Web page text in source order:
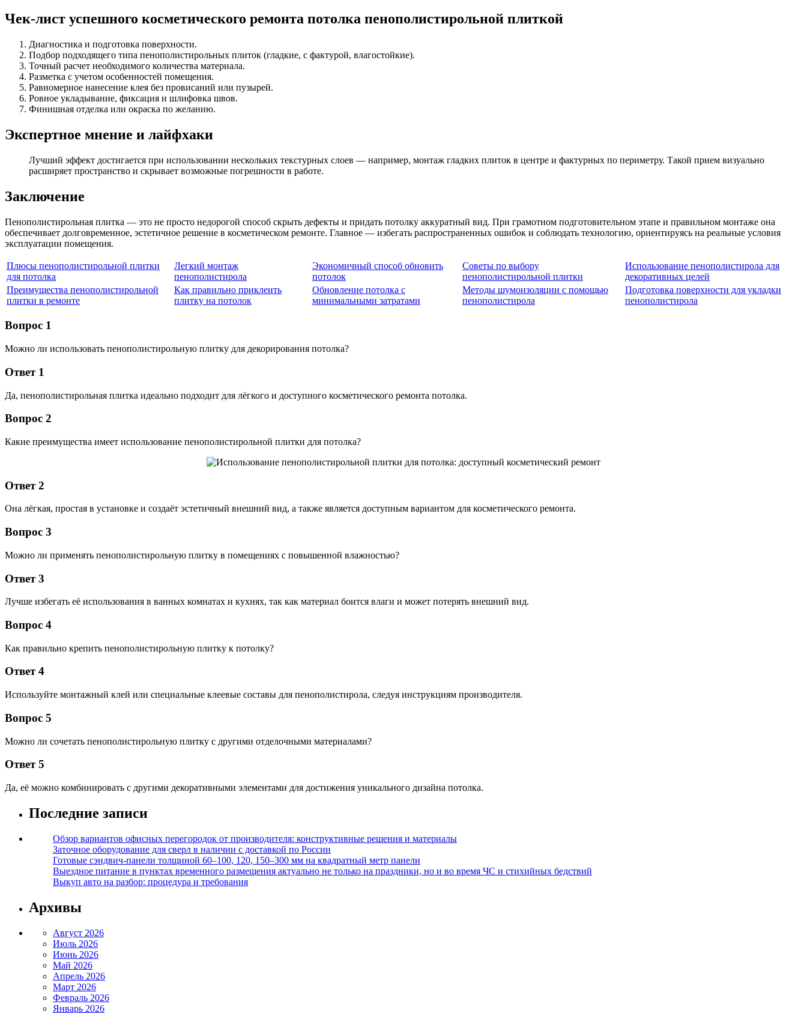
Чек-лист успешного косметического ремонта потолка пенополистирольной плиткой
Диагностика и подготовка поверхности.
Подбор подходящего типа пенополистирольных плиток (гладкие, с фактурой, влагостойкие).
Точный расчет необходимого количества материала.
Разметка с учетом особенностей помещения.
Равномерное нанесение клея без провисаний или пузырей.
Ровное укладывание, фиксация и шлифовка швов.
Финишная отделка или окраска по желанию.
Экспертное мнение и лайфхаки
Лучший эффект достигается при использовании нескольких текстурных слоев — например, монтаж гладких плиток в центре и фактурных по периметру. Такой прием визуально
расширяет пространство и скрывает возможные погрешности в работе.
Заключение
Пенополистирольная плитка — это не просто недорогой способ скрыть дефекты и придать потолку аккуратный вид. При грамотном подготовительном этапе и правильном монтаже она
обеспечивает долговременное, эстетичное решение в косметическом ремонте. Главное — избегать распространенных ошибок и соблюдать технологию, ориентируясь на реальные условия
эксплуатации помещения.
Плюсы пенополистирольной плитки
для потолка
Легкий монтаж
пенополистирола
Экономичный способ обновить
потолок
Советы по выбору
пенополистирольной плитки
Использование пенополистирола для
декоративных целей
Преимущества пенополистирольной
плитки в ремонте
Как правильно приклеить
плитку на потолок
Обновление потолка с
минимальными затратами
Методы шумоизоляции с помощью
пенополистирола
Подготовка поверхности для укладки
пенополистирола
Вопрос 1
Можно ли использовать пенополистирольную плитку для декорирования потолка?
Ответ 1
Да, пенополистирольная плитка идеально подходит для лёгкого и доступного косметического ремонта потолка.
Вопрос 2
Какие преимущества имеет использование пенополистирольной плитки для потолка?
Ответ 2
Она лёгкая, простая в установке и создаёт эстетичный внешний вид, а также является доступным вариантом для косметического ремонта.
Вопрос 3
Можно ли применять пенополистирольную плитку в помещениях с повышенной влажностью?
Ответ 3
Лучше избегать её использования в ванных комнатах и кухнях, так как материал боится влаги и может потерять внешний вид.
Вопрос 4
Как правильно крепить пенополистирольную плитку к потолку?
Ответ 4
Используйте монтажный клей или специальные клеевые составы для пенополистирола, следуя инструкциям производителя.
Вопрос 5
Можно ли сочетать пенополистирольную плитку с другими отделочными материалами?
Ответ 5
Да, её можно комбинировать с другими декоративными элементами для достижения уникального дизайна потолка.
Последние записи
Обзор вариантов офисных перегородок от производителя: конструктивные решения и материалы
Заточное оборудование для сверл в наличии с доставкой по России
Готовые сэндвич-панели толщиной 60–100, 120, 150–300 мм на квадратный метр панели
Выездное питание в пунктах временного размещения актуально не только на праздники, но и во время ЧС и стихийных бедствий
Выкуп авто на разбор: процедура и требования
Архивы
Август 2026
Июль 2026
Июнь 2026
Май 2026
Апрель 2026
Март 2026
Февраль 2026
Январь 2026